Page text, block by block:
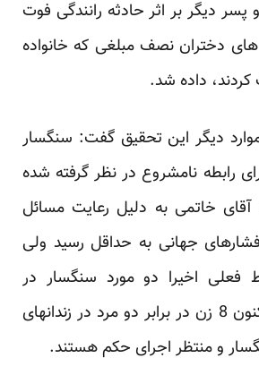
دیگر بر اثر حادثه رانندگی فوت
های دختران نصف مبلغی که خانواده
داده شد.
دیگر این تحقیق گفت: سنگسار
رابطه نامشروع در نظر گرفته شده
خاتمی به دلیل رعایت مسائل
جهانی به حداقل رسید ولی
فعلی اخیرا دو مورد سنگسار در
مشهد اجرا شد و اکنون 8 زن در برابر دو مرد در زندانهای
و منتظر اجرای حکم هستند.